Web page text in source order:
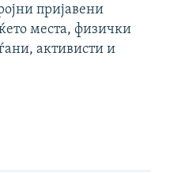
пријавени
места, физички
активисти и